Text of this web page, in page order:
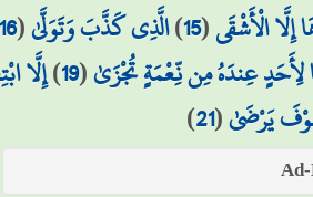
إِلَّا الْأَشْقَى(
15
)الَّذِي كَذَّبَ وَتَوَلَّىٰ(
16
لِأَحَدٍ عِندَهُ مِن نِّعْمَةٍ تُجْزَىٰ(
19
)إِلَّا
يَرْضَىٰ(
21
)